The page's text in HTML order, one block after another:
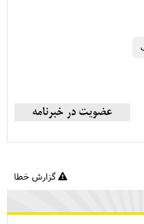
گزارش خطا